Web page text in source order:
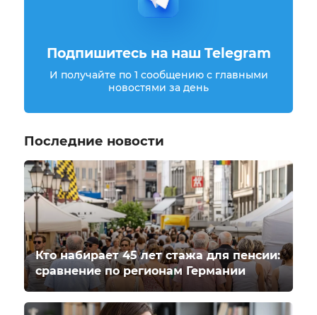
Подпишитесь на наш Telegram
И получайте по 1 сообщению с главными
новостями за день
Последние новости
Кто набирает 45 лет стажа для пенсии:
сравнение по регионам Германии